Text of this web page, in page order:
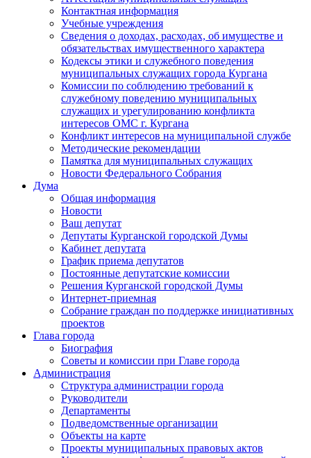
Контактная информация
Учебные учреждения
Сведения о доходах, расходах, об имуществе и
обязательствах имущественного характера
Кодексы этики и служебного поведения
муниципальных служащих города Кургана
Комиссии по соблюдению требований к
служебному поведению муниципальных
служащих и урегулированию конфликта
интересов ОМС г. Кургана
Конфликт интересов на муниципальной службе
Методические рекомендации
Памятка для муниципальных служащих
Новости Федерального Cобрания
Дума
Общая информация
Новости
Ваш депутат
Депутаты Курганской городской Думы
Кабинет депутата
График приема депутатов
Постоянные депутатские комиссии
Решения Курганской городской Думы
Интернет-приемная
Собрание граждан по поддержке инициативных
проектов
Глава города
Биография
Советы и комиссии при Главе города
Администрация
Структура администрации города
Руководители
Департаменты
Подведомственные организации
Объекты на карте
Проекты муниципальных правовых актов